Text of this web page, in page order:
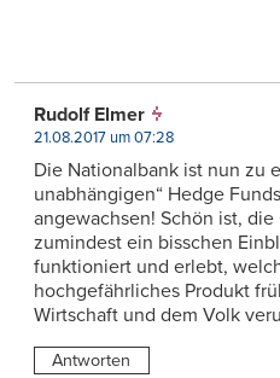
Rudolf Elmer
21.08.2017 um 07:28
Die Nationalbank ist nun zu
unabhängigen“ Hedge
angewachsen! Schön ist,
zumindest ein bisschen
funktioniert und erlebt,
hochgefährliches Produkt
Wirtschaft und dem Volk
Antworten